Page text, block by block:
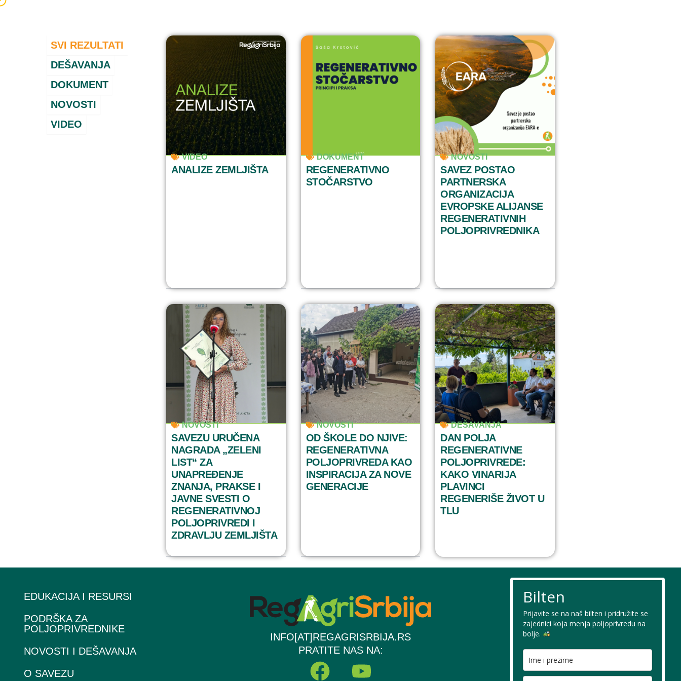
Skip
DEŠAVANJA
DOKUMENT
NOVOSTI
VIDEO
SVI REZULTATI
VIDEO
ANALIZE ZEMLJIŠTA
DOKUMENT
REGENERATIVNO
STOČARSTVO
NOVOSTI
SAVEZ POSTAO
PARTNERSKA
ORGANIZACIJA
EVROPSKE ALIJANSE
REGENERATIVNIH
POLJOPRIVREDNIKA
NOVOSTI
SAVEZU URUČENA
NAGRADA „ZELENI
LIST“ ZA
UNAPREĐENJE
ZNANJA, PRAKSE I
JAVNE SVESTI O
REGENERATIVNOJ
POLJOPRIVREDI I
ZDRAVLJU ZEMLJIŠTA
NOVOSTI
OD ŠKOLE DO NJIVE:
REGENERATIVNA
POLJOPRIVREDA KAO
INSPIRACIJA ZA NOVE
GENERACIJE
DEŠAVANJA
DAN POLJA
REGENERATIVNE
POLJOPRIVREDE:
KAKO VINARIJA
PLAVINCI
REGENERIŠE ŽIVOT U
TLU
EDUKACIJA I RESURSI
PODRŠKA ZA
POLJOPRIVREDNIKE
NOVOSTI I DEŠAVANJA
O SAVEZU
INFO[AT]REGAGRISRBIJA.RS
PRATITE NAS NA:
F
Y
Bilten
Prijavite se na naš bilten i pridružite se
zajednici koja menja poljoprivredu na
bolje.